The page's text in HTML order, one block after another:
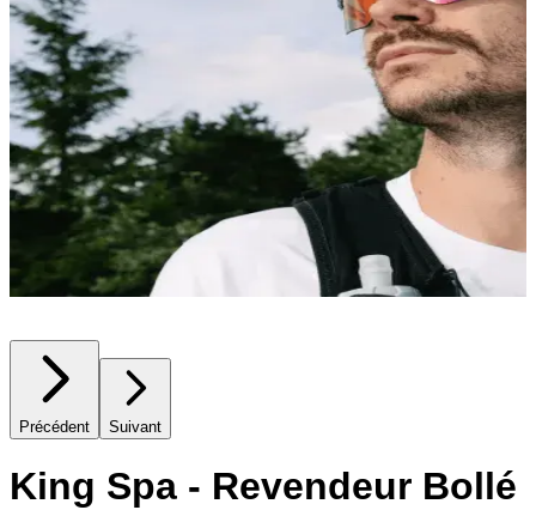
Précédent Suivant
King Spa - Revendeur Bollé